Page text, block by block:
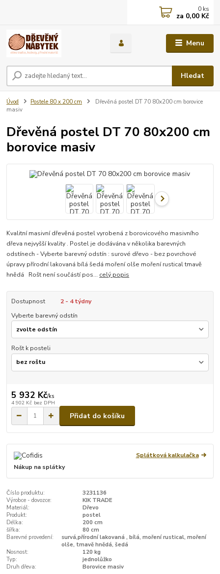
Menu
Hledat
0 ks
za 0,00 Kč
Úvod Postele 80 x 200 cm
Dřevěná postel DT 70 80x200 cm borovice
masiv
Dřevěná postel DT 70 80x200 cm
borovice masiv
Kvalitní masivní dřevěná postel vyrobená z borovicového masivního
dřeva nejvyšší kvality . Postel je dodávána v několika barevných
odstínech - Vyberte barevný odstín : surové dřevo - bez povrchové
úpravy přírodní lakovaná bílá šedá moření olše moření rustical tmavě
hnědá Rošt není součástí pos... celý popis
Dostupnost
2 - 4 týdny
Vyberte barevný odstín
Rošt k posteli
5 932 Kč/ks
4 902 Kč bez DPH
Přidat do košíku
Splátková kalkulačka
Nákup na splátky
Číslo produktu:
3231136
Výrobce - dovozce:
KIK TRADE
Materiál:
Dřevo
Produkt:
postel
Délka:
200 cm
šířka:
80 cm
Barevné provedení:
survá,přírodní lakovaná , bílá, moření rustical, moření
olše, tmavě hnědá, šedá
Nosnost:
120 kg
Typ:
jednolůžko
Druh dřeva:
Borovice masiv